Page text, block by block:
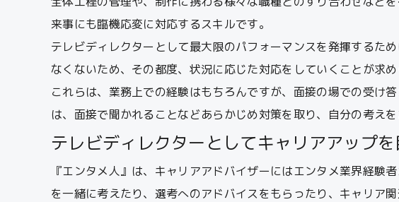
来事にも臨機応変に対応するスキルです。
テレビディレクターとして最大限のパフォーマンスを発揮するた
なくないため、その都度、状況に応じた対応をしていくことが求め
これらは、業務上での経験はもちろんですが、面接の場での受け
は、面接で聞かれることなどあらかじめ対策を取り、自分の考え
テレビディレクターとしてキャリアアップ
『エンタメ人』は、キャリアアドバイザーにはエンタメ業界経
を一緒に考えたり、選考へのアドバイスをもらったり、キャリア関